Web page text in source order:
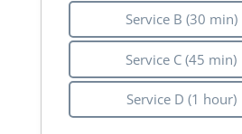
Service B (30 min)
Service C (45 min)
Service D (1 hour)